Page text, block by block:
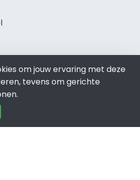
om jouw ervaring met deze
tevens om gerichte